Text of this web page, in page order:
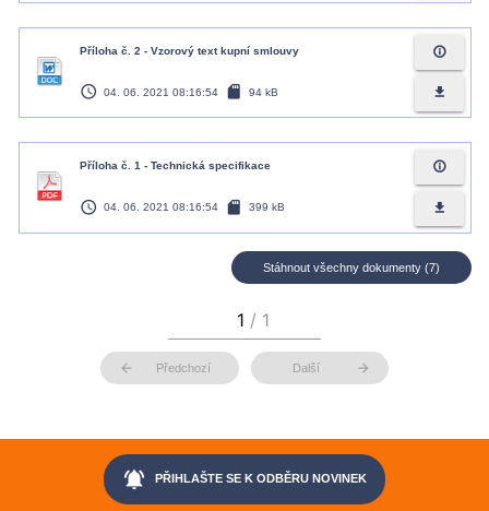
Příloha č. 2 - Vzorový text kupní smlouvy
access_time 04. 06. 2021 08:16:54 sd_card 94 kB
info_outline
file_download
Příloha č. 1 - Technická specifikace
access_time 04. 06. 2021 08:16:54 sd_card 399 kB
info_outline
file_download
Stáhnout všechny dokumenty (7)
arrow_back Předchozí Další arrow_forward
notifications_active PŘIHLAŠTE SE K ODBĚRU NOVINEK